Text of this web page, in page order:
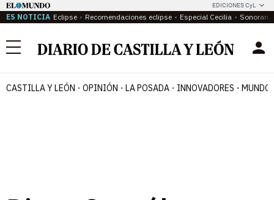
EDICIONES CyL
ES NOTICIA Eclipse Recomendaciones eclipse Especial Cecilia
Menú
CASTILLA Y LEÓN OPINIÓN LA POSADA INNOVADORES MUNDO